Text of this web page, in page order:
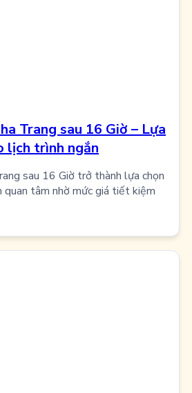
Trang sau 16 Giờ – Lựa
lịch trình ngắn
sau 16 Giờ trở thành lựa chọn
quan tâm nhờ mức giá tiết kiệm